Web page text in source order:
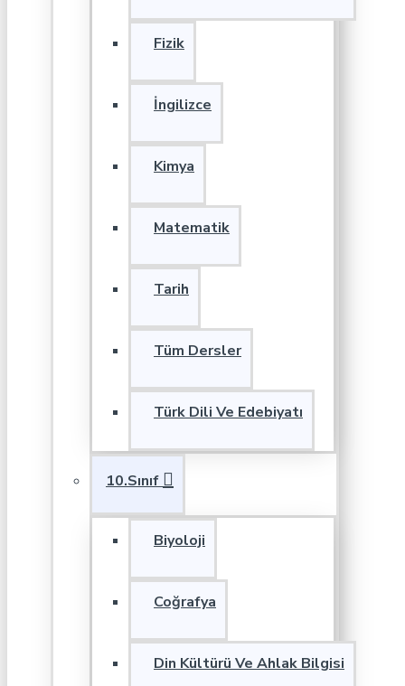
Fizik
İngilizce
Kimya
Matematik
Tarih
Tüm Dersler
Türk Dili Ve Edebiyatı
10.Sınıf
Biyoloji
Coğrafya
Din Kültürü Ve Ahlak Bilgisi